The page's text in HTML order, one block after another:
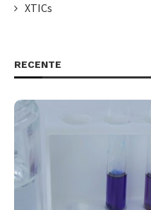
XTICs
RECENTE